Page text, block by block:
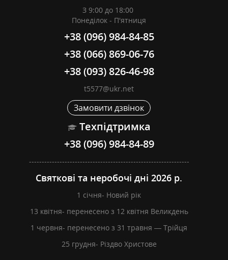
З 9:00 до 18:00
Понеділок - П'ятниця
+38 (096) 984-84-85
+38 (066) 869-06-76
+38 (093) 826-46-98
t5577@ukr.net
Замовити дзвінок
Техпідтримка
+38 (096) 984-84-89
---------------------------------------------------------------
Святкові та неробочі дні 2026 р.
1 січня- Новий рік
13 квітня- перенесено з 12 квітня Великдень
1 червня- перенесено з 31 травня — Трійця
25 грудня- Різдво Христове